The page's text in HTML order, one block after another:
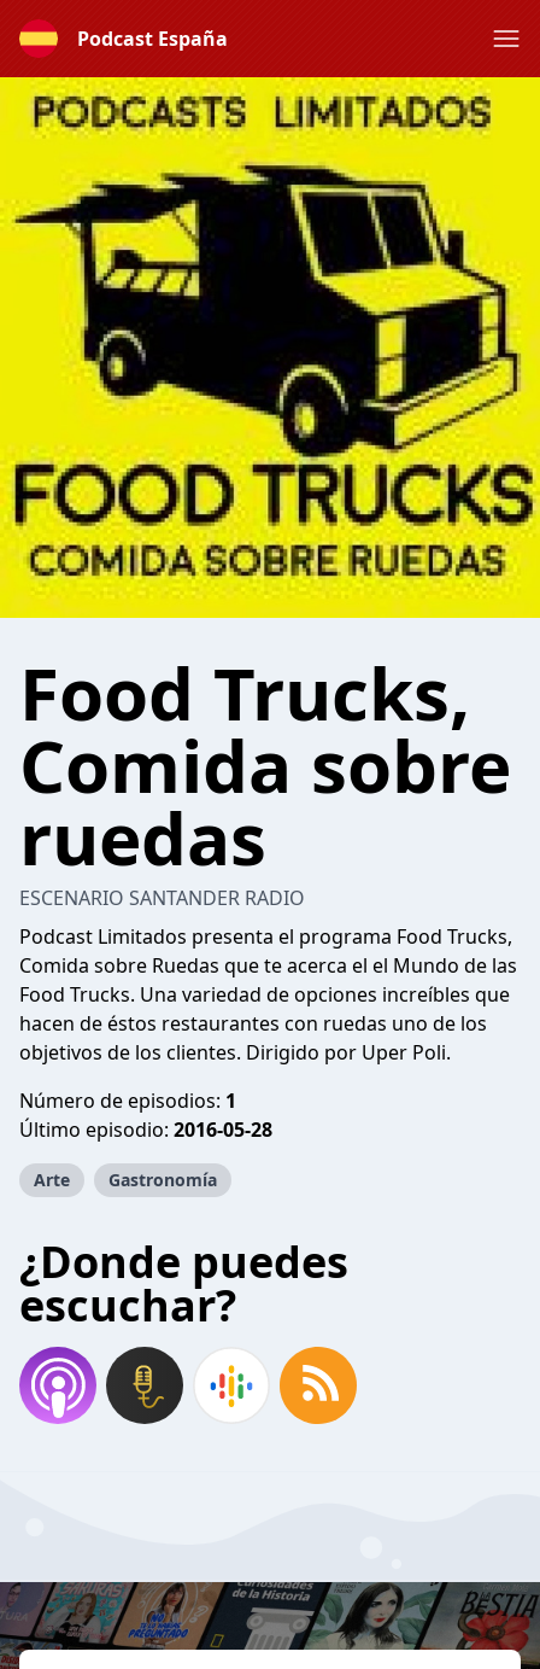
Podcast España
Food Trucks,
Comida sobre
ruedas
ESCENARIO SANTANDER RADIO
Podcast Limitados presenta el programa Food Trucks,
Comida sobre Ruedas que te acerca el el Mundo de las
Food Trucks. Una variedad de opciones increíbles que
hacen de éstos restaurantes con ruedas uno de los
objetivos de los clientes. Dirigido por Uper Poli.
Número de episodios: 1
Último episodio: 2016-05-28
Arte Gastronomía
¿Donde puedes
escuchar?